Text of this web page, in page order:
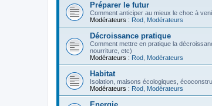
Préparer le futur
Comment anticiper au mieux le choc à
Modérateurs : Rod Modérateurs
Décroissance pratique
Comment mettre en pratique la
nourriture, etc)
Modérateurs : Rod Modérateurs
Habitat
Isolation, maisons écologiques,
Modérateurs : Rod Modérateurs